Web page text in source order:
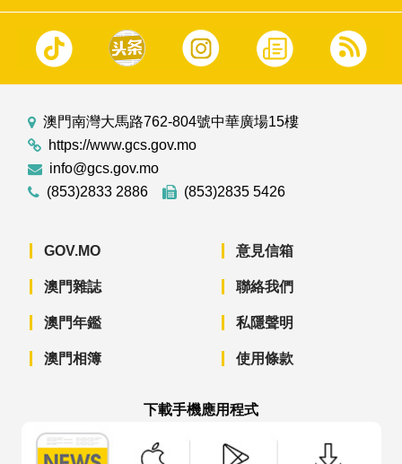
澳門南灣大馬路762-804號中華廣場15樓
https://www.gcs.gov.mo
info@gcs.gov.mo
(853)2833 2886
(853)2835 5426
GOV.MO
澳門雜誌
澳門年鑑
澳門相簿
意見信箱
聯絡我們
私隱聲明
使用條款
下載手機應用程式